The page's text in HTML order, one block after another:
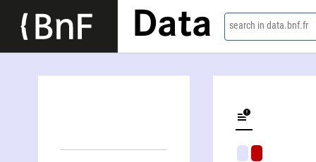
Data search in data.bnf.fr